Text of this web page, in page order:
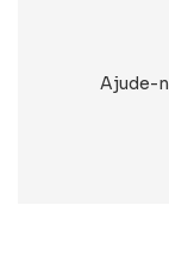
Ajude-